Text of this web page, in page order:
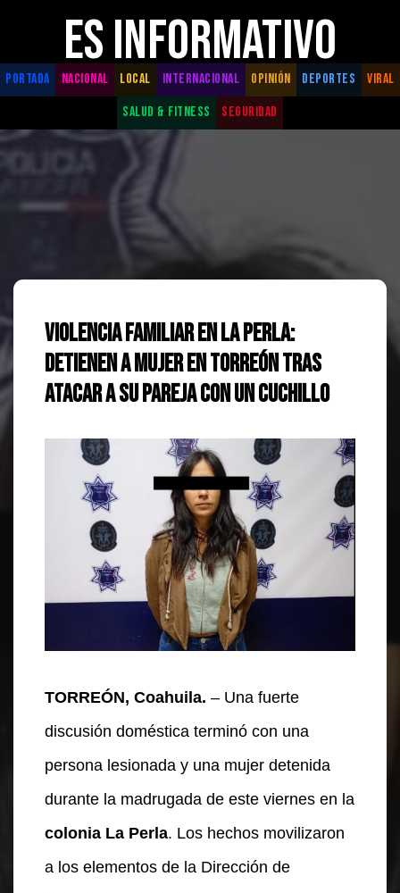
ES INFORMATIVO
PORTADA NACIONAL LOCAL INTERNACIONAL OPINIÓN DEPORTES
VIRAL
SALUD & FITNESS
SEGURIDAD
Violencia familiar en La Perla:
Detienen a mujer en Torreón tras
atacar a su pareja con un cuchillo
TORREÓN, Coahuila. – Una fuerte
discusión doméstica terminó con una
persona lesionada y una mujer detenida
durante la madrugada de este viernes en la
colonia La Perla. Los hechos movilizaron
a los elementos de la Dirección de